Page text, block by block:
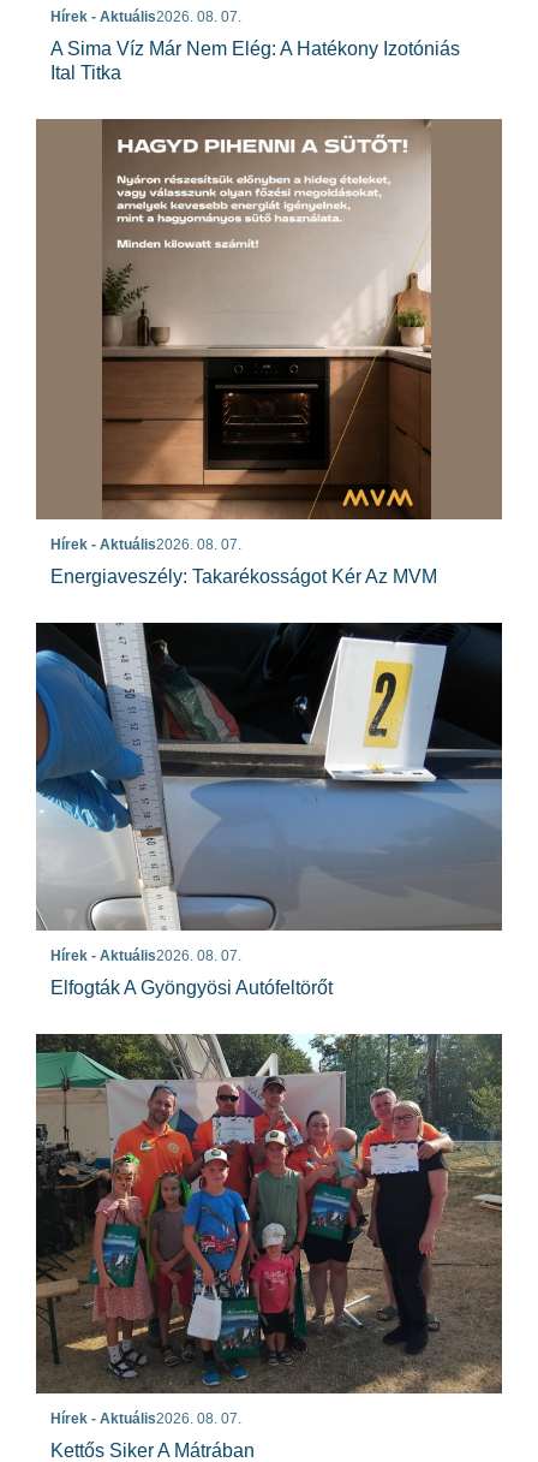
Hírek - Aktuális2026. 08. 07.
A Sima Víz Már Nem Elég: A Hatékony Izotóniás
Ital Titka
Hírek - Aktuális2026. 08. 07.
Energiaveszély: Takarékosságot Kér Az MVM
Hírek - Aktuális2026. 08. 07.
Elfogták A Gyöngyösi Autófeltörőt
Hírek - Aktuális2026. 08. 07.
Kettős Siker A Mátrában